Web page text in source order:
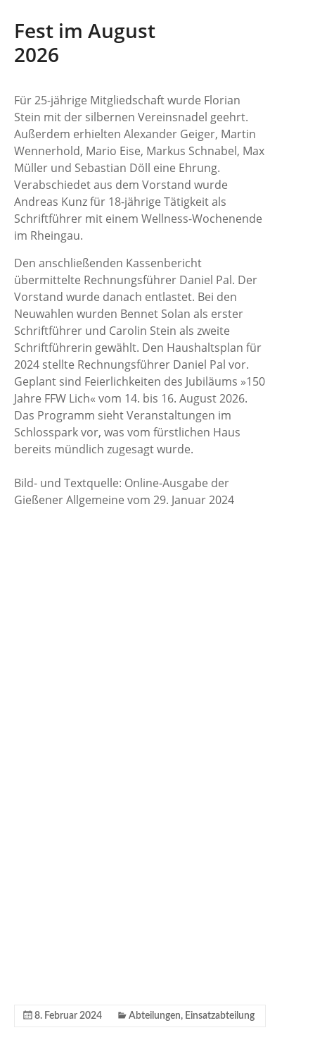
Fest im August
2026
Für 25-jährige Mitgliedschaft wurde Florian
Stein mit der silbernen Vereinsnadel geehrt.
Außerdem erhielten Alexander Geiger, Martin
Wennerhold, Mario Eise, Markus Schnabel, Max
Müller und Sebastian Döll eine Ehrung.
Verabschiedet aus dem Vorstand wurde
Andreas Kunz für 18-jährige Tätigkeit als
Schriftführer mit einem Wellness-Wochenende
im Rheingau.
Den anschließenden Kassenbericht
übermittelte Rechnungsführer Daniel Pal. Der
Vorstand wurde danach entlastet. Bei den
Neuwahlen wurden Bennet Solan als erster
Schriftführer und Carolin Stein als zweite
Schriftführerin gewählt. Den Haushaltsplan für
2024 stellte Rechnungsführer Daniel Pal vor.
Geplant sind Feierlichkeiten des Jubiläums »150
Jahre FFW Lich« vom 14. bis 16. August 2026.
Das Programm sieht Veranstaltungen im
Schlosspark vor, was vom fürstlichen Haus
bereits mündlich zugesagt wurde.
Bild- und Textquelle: Online-Ausgabe der
Gießener Allgemeine vom 29. Januar 2024
8. Februar 2024 Abteilungen, Einsatzabteilung